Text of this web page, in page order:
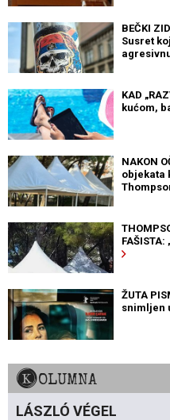
BEČKI
Susret
KAD
kućom,
NAKON
objekata
ŽUTA
snimljen
KOLUMNA
LÁSZLÓ VÉGEL